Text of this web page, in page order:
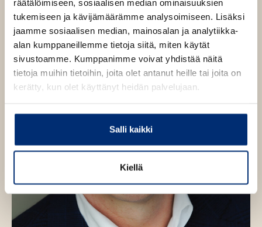
räätälöimiseen, sosiaalisen median ominaisuuksien
tukemiseen ja kävijämäärämme analysoimiseen. Lisäksi
jaamme sosiaalisen median, mainosalan ja analytiikka-
alan kumppaneillemme tietoja siitä, miten käytät
sivustoamme. Kumppanimme voivat yhdistää näitä
tietoja muihin tietoihin, joita olet antanut heille tai joita on
kerätty, kun olet käyttänyt heidän palvelujaan.
Salli kaikki
Kiellä